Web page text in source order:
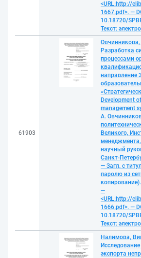
<URL:http://
1667.pdf>. —
10.18720/
Текст:
61903
Разработка
процессами
направление
Development
management
А.
Великого,
научный
Санкт-
— Загл. с
паролю из
—
<URL:http://
1666.pdf>. —
10.18720/
Текст:
Налимова,
экспорта